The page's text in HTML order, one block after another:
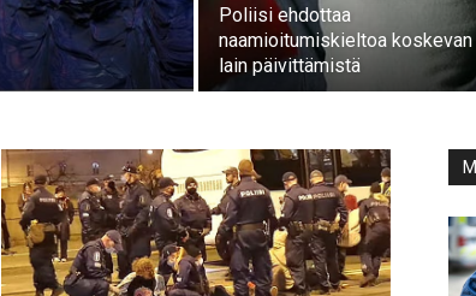
Poliisi ehdottaa
naamioitumiskieltoa koskevan
lain päivittämistä